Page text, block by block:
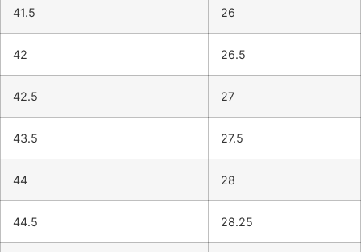
41.5 26
42 26.5
42.5 27
43.5 27.5
44 28
44.5 28.25